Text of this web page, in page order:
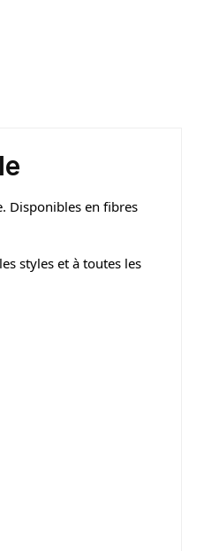
Disponibles en fibres
styles et à toutes les